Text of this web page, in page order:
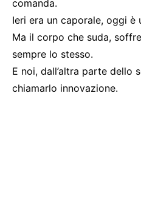
comanda.
Ieri era un caporale, oggi è
Ma il corpo che suda,
sempre lo stesso.
E noi, dall’altra parte dello
chiamarlo innovazione.